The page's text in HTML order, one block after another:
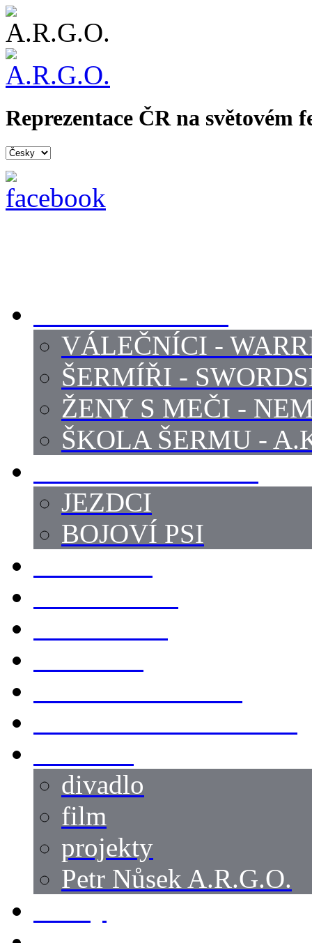
Reprezentace ČR na světovém
VÁLEČNÍCI -
ŠERMÍŘI -
ŽENY S MEČI -
ŠKOLA ŠERMU -
JEZDCI
BOJOVÍ PSI
divadlo
film
projekty
Petr Nůsek A.R.G.O.